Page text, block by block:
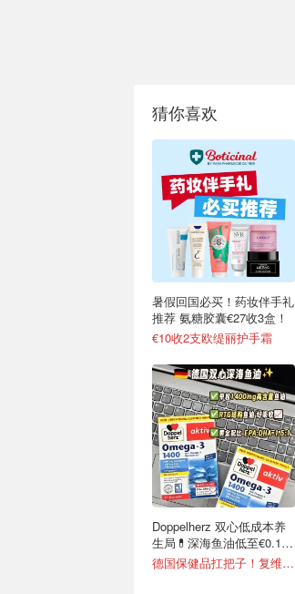
猜你喜欢
暑假回国必买！药妆伴手礼
推荐 氨糖胶囊€27收3盒！
€10收2支欧缇丽护手霜
Doppelherz 双心低成本养
生局💊深海鱼油低至€0.19/
天
德国保健品扛把子！复维片€4.4收